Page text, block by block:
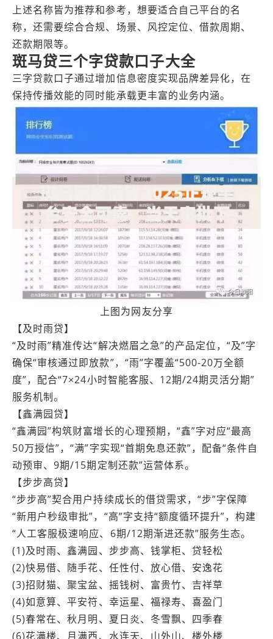
上述名称皆为推荐和参考，想要适合自己平台的名
称，还需要综合合规、场景、风控定位、借款周期、
还款期限等。
斑马贷三个字贷款口子大全
三字贷款口子通过增加信息密度实现品牌差异化，在
保持传播效能的同时能承载更丰富的业务内涵。
上图为网友分享
【及时雨贷】
“及时雨”精准传达“解决燃眉之急”的产品定位，“及”字
确保“审核通过即放款”，“雨”字覆盖“500-20万全额
度”，配合“7×24小时智能客服、12期/24期灵活分期”
服务机制。
【鑫满园贷】
“鑫满园”构筑财富增长的心理预期，“鑫”字对应“最高
50万授信”，“满”字实现“首期免息还款”，配备“条件自
动预审、9期/15期定制还款”运营体系。
【步步高贷】
“步步高”契合用户持续成长的借贷需求，“步”字保障
“新用户秒级审批”，“高”字支持“额度循环提升”，构建
“人工客服极速响应、6期/12期渐进还款”服务生态。
(1)及时雨、鑫满园、步步高、钱掌柜、贷轻松
(2)快易借、随手花、任性付、放心借、安逸花
(3)招财猫、聚宝盆、摇钱树、富贵竹、吉祥草
(4)如意算、平安符、幸运星、福禄寿、喜盈门
(5)春常在、秋月明、夏日炎、冬雪飘、四季春
(6)花满楼、月满西、水连天、山外山、楼外楼